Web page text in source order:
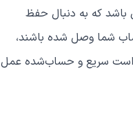
باشد که به دنبال حفظ
شما وصل شده باشند،
است سریع و حساب‌شده عمل